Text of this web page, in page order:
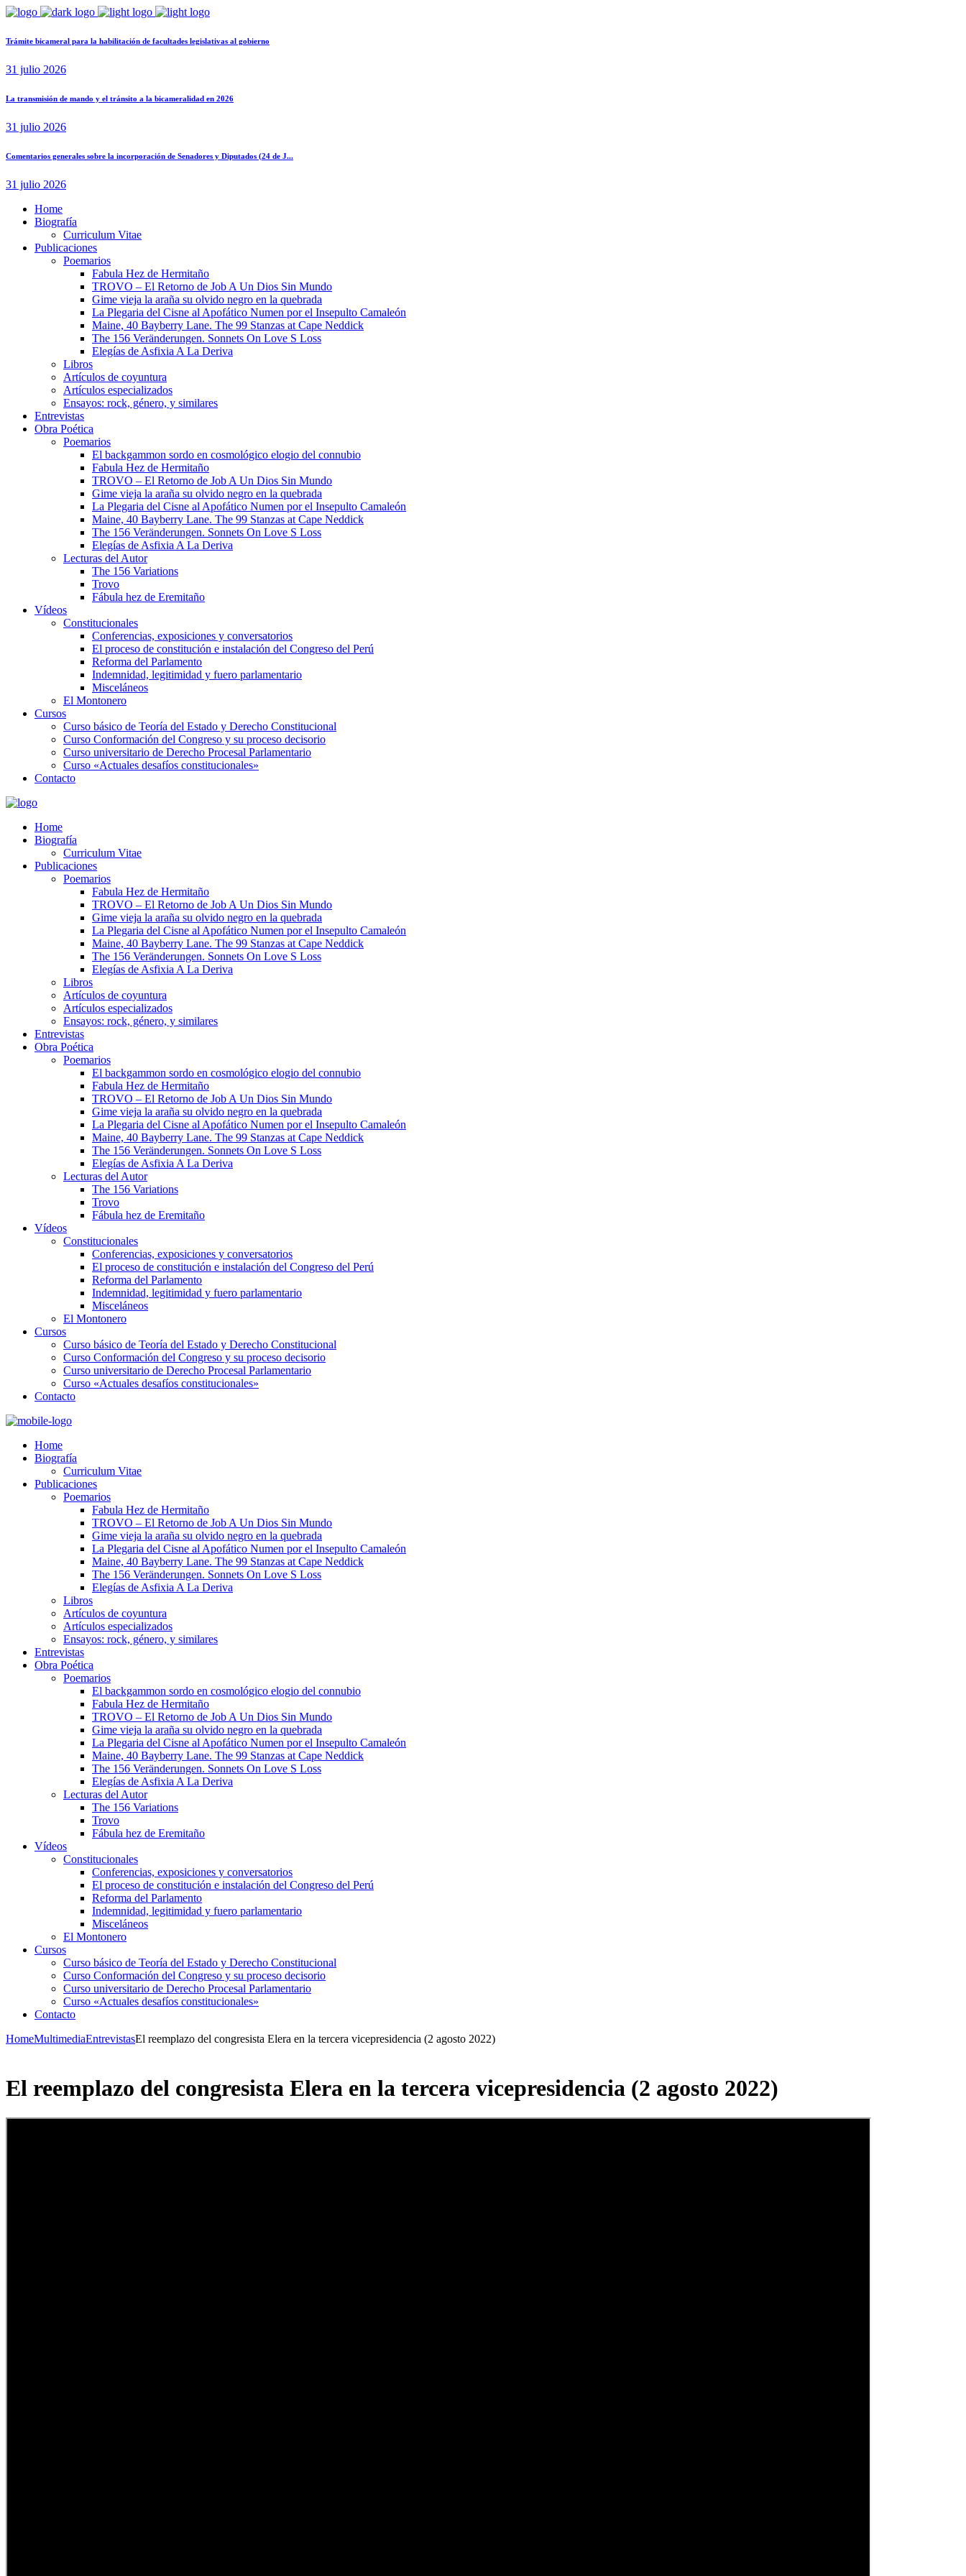
Trámite bicameral para la habilitación de facultades legislativas al gobierno
31 julio 2026
La transmisión de mando y el tránsito a la bicameralidad en 2026
31 julio 2026
Comentarios generales sobre la incorporación de Senadores y Diputados (24 de J...
31 julio 2026
Home
Biografía
Curriculum Vitae​
Publicaciones
Poemarios
Fabula Hez de Hermitaño
TROVO – El Retorno de Job A Un Dios Sin Mundo
Gime vieja la araña su olvido negro en la quebrada
La Plegaria del Cisne al Apofático Numen por el Insepulto Camaleón
Maine, 40 Bayberry Lane. The 99 Stanzas at Cape Neddick
The 156 Veränderungen. Sonnets On Love S Loss
Elegías de Asfixia A La Deriva
Libros
Artículos de coyuntura
Artículos especializados
Ensayos: rock, género, y similares
Entrevistas
Obra Poética
Poemarios
El backgammon sordo en cosmológico elogio del connubio
Fabula Hez de Hermitaño
TROVO – El Retorno de Job A Un Dios Sin Mundo
Gime vieja la araña su olvido negro en la quebrada
La Plegaria del Cisne al Apofático Numen por el Insepulto Camaleón
Maine, 40 Bayberry Lane. The 99 Stanzas at Cape Neddick
The 156 Veränderungen. Sonnets On Love S Loss
Elegías de Asfixia A La Deriva
Lecturas del Autor
The 156 Variations
Trovo
Fábula hez de Eremitaño
Vídeos
Constitucionales
Conferencias, exposiciones y conversatorios
El proceso de constitución e instalación del Congreso del Perú
Reforma del Parlamento
Indemnidad, legitimidad y fuero parlamentario
Misceláneos
El Montonero
Cursos
Curso básico de Teoría del Estado y Derecho Constitucional
Curso Conformación del Congreso y su proceso decisorio
Curso universitario de Derecho Procesal Parlamentario
Curso «Actuales desafíos constitucionales»
Contacto
Home
Biografía
Curriculum Vitae​
Publicaciones
Poemarios
Fabula Hez de Hermitaño
TROVO – El Retorno de Job A Un Dios Sin Mundo
Gime vieja la araña su olvido negro en la quebrada
La Plegaria del Cisne al Apofático Numen por el Insepulto Camaleón
Maine, 40 Bayberry Lane. The 99 Stanzas at Cape Neddick
The 156 Veränderungen. Sonnets On Love S Loss
Elegías de Asfixia A La Deriva
Libros
Artículos de coyuntura
Artículos especializados
Ensayos: rock, género, y similares
Entrevistas
Obra Poética
Poemarios
El backgammon sordo en cosmológico elogio del connubio
Fabula Hez de Hermitaño
TROVO – El Retorno de Job A Un Dios Sin Mundo
Gime vieja la araña su olvido negro en la quebrada
La Plegaria del Cisne al Apofático Numen por el Insepulto Camaleón
Maine, 40 Bayberry Lane. The 99 Stanzas at Cape Neddick
The 156 Veränderungen. Sonnets On Love S Loss
Elegías de Asfixia A La Deriva
Lecturas del Autor
The 156 Variations
Trovo
Fábula hez de Eremitaño
Vídeos
Constitucionales
Conferencias, exposiciones y conversatorios
El proceso de constitución e instalación del Congreso del Perú
Reforma del Parlamento
Indemnidad, legitimidad y fuero parlamentario
Misceláneos
El Montonero
Cursos
Curso básico de Teoría del Estado y Derecho Constitucional
Curso Conformación del Congreso y su proceso decisorio
Curso universitario de Derecho Procesal Parlamentario
Curso «Actuales desafíos constitucionales»
Contacto
Home
Biografía
Curriculum Vitae​
Publicaciones
Poemarios
Fabula Hez de Hermitaño
TROVO – El Retorno de Job A Un Dios Sin Mundo
Gime vieja la araña su olvido negro en la quebrada
La Plegaria del Cisne al Apofático Numen por el Insepulto Camaleón
Maine, 40 Bayberry Lane. The 99 Stanzas at Cape Neddick
The 156 Veränderungen. Sonnets On Love S Loss
Elegías de Asfixia A La Deriva
Libros
Artículos de coyuntura
Artículos especializados
Ensayos: rock, género, y similares
Entrevistas
Obra Poética
Poemarios
El backgammon sordo en cosmológico elogio del connubio
Fabula Hez de Hermitaño
TROVO – El Retorno de Job A Un Dios Sin Mundo
Gime vieja la araña su olvido negro en la quebrada
La Plegaria del Cisne al Apofático Numen por el Insepulto Camaleón
Maine, 40 Bayberry Lane. The 99 Stanzas at Cape Neddick
The 156 Veränderungen. Sonnets On Love S Loss
Elegías de Asfixia A La Deriva
Lecturas del Autor
The 156 Variations
Trovo
Fábula hez de Eremitaño
Vídeos
Constitucionales
Conferencias, exposiciones y conversatorios
El proceso de constitución e instalación del Congreso del Perú
Reforma del Parlamento
Indemnidad, legitimidad y fuero parlamentario
Misceláneos
El Montonero
Cursos
Curso básico de Teoría del Estado y Derecho Constitucional
Curso Conformación del Congreso y su proceso decisorio
Curso universitario de Derecho Procesal Parlamentario
Curso «Actuales desafíos constitucionales»
Contacto
HomeMultimediaEntrevistasEl reemplazo del congresista Elera en la tercera vicepresidencia (2 agosto 2022)
El reemplazo del congresista Elera en la tercera vicepresidencia (2 agosto 2022)